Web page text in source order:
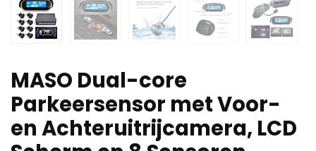
MASO Dual-core
Parkeersensor met Voor-
en Achteruitrijcamera, LCD